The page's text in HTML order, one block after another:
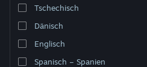
Tschechisch
Dänisch
Englisch
Spanisch – Spanien